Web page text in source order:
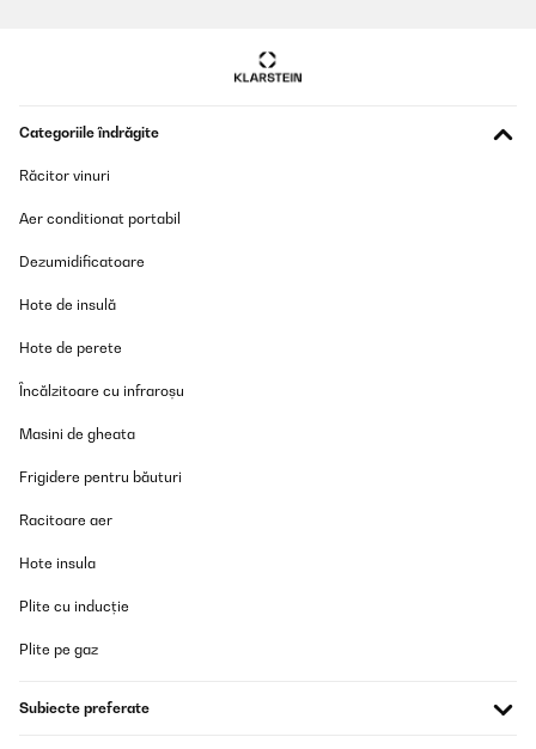
Categoriile îndrăgite
Răcitor vinuri
Aer conditionat portabil
Dezumidificatoare
Hote de insulă
Hote de perete
Încălzitoare cu infraroșu
Masini de gheata
Frigidere pentru băuturi
Racitoare aer
Hote insula
Plite cu inducție
Plite pe gaz
Subiecte preferate